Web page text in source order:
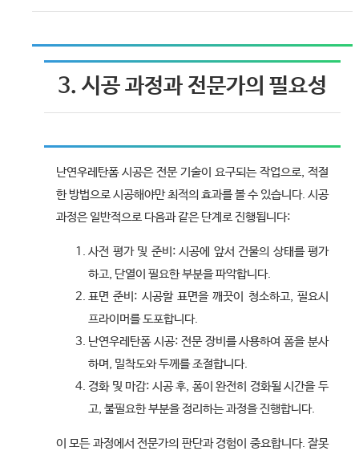
3. 시공 과정과 전문가의 필요성
난연우레탄폼 시공은 전문 기술이 요구되는 작업으로, 적절
한 방법으로 시공해야만 최적의 효과를 볼 수 있습니다. 시공
과정은 일반적으로 다음과 같은 단계로 진행됩니다:
사전 평가 및 준비: 시공에 앞서 건물의 상태를 평가
하고, 단열이 필요한 부분을 파악합니다.
표면 준비: 시공할 표면을 깨끗이 청소하고, 필요시
프라이머를 도포합니다.
난연우레탄폼 시공: 전문 장비를 사용하여 폼을 분사
하며, 밀착도와 두께를 조절합니다.
경화 및 마감: 시공 후, 폼이 완전히 경화될 시간을 두
고, 불필요한 부분을 정리하는 과정을 진행합니다.
이 모든 과정에서 전문가의 판단과 경험이 중요합니다. 잘못